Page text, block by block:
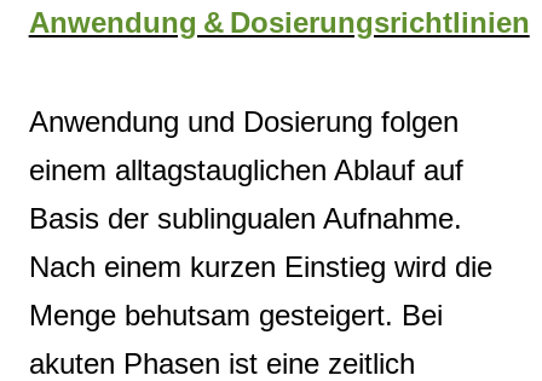
Anwendung & Dosierungsrichtlinien
Anwendung und Dosierung folgen
einem alltagstauglichen Ablauf auf
Basis der sublingualen Aufnahme.
Nach einem kurzen Einstieg wird die
Menge behutsam gesteigert. Bei
akuten Phasen ist eine zeitlich